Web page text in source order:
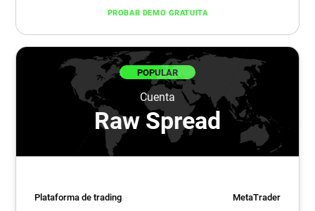
PROBAR DEMO GRATUITA
POPULAR
Cuenta
Raw Spread
Plataforma de trading MetaTrader